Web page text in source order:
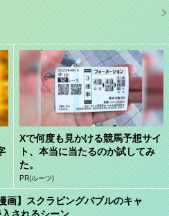
Xで何度も見かける競馬予想サイ
ト、本当に当たるのか試してみ
た。
PR(ルーツ)
画】スクラビングバブルのキャ